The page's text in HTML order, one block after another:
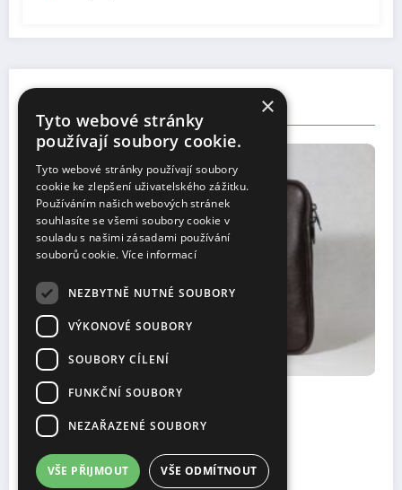
You May Have Missed
Tridentská mše: Jak se obléct
události
×
Tyto webové stránky
používají soubory cookie.
Tyto webové stránky používají soubory
cookie ke zlepšení uživatelského zážitku.
Používáním našich webových stránek
souhlasíte se všemi soubory cookie v
souladu s našimi zásadami používání
souborů cookie. Více informací
NEZBYTNĚ NUTNÉ SOUBORY
VÝKONOVÉ SOUBORY
SOUBORY CÍLENÍ
FUNKČNÍ SOUBORY
NEZAŘAZENÉ SOUBORY
VŠE PŘIJMOUT VŠE ODMÍTNOUT